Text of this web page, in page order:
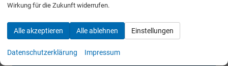
Fahrzeugnr.
Wirkung für die Zukunft widerrufen.
Alle akzeptieren Alle ablehnen Einstellungen
Datenschutzerklärung Impressum